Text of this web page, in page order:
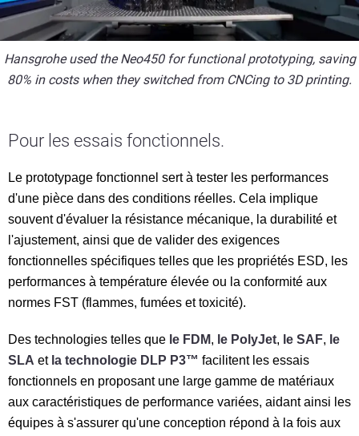
Hansgrohe used the Neo450 for functional prototyping, saving
80% in costs when they switched from CNCing to 3D printing.
Pour les essais fonctionnels.
Le prototypage fonctionnel sert à tester les performances
d'une pièce dans des conditions réelles. Cela implique
souvent d'évaluer la résistance mécanique, la durabilité et
l'ajustement, ainsi que de valider des exigences
fonctionnelles spécifiques telles que les propriétés ESD, les
performances à température élevée ou la conformité aux
normes FST (flammes, fumées et toxicité).
Des technologies telles que le FDM, le PolyJet, le SAF, le
SLA et la technologie DLP P3™ facilitent les essais
fonctionnels en proposant une large gamme de matériaux
aux caractéristiques de performance variées, aidant ainsi les
équipes à s'assurer qu'une conception répond à la fois aux